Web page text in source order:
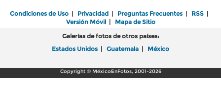
Condiciones de Uso | Privacidad | Preguntas Frecuentes | RSS |
Versión Móvil| Mapa de Sitio
Galerías de fotos de otros países:
Estados Unidos | Guatemala | México
Copyright © MéxicoEnFotos, 2001-2026